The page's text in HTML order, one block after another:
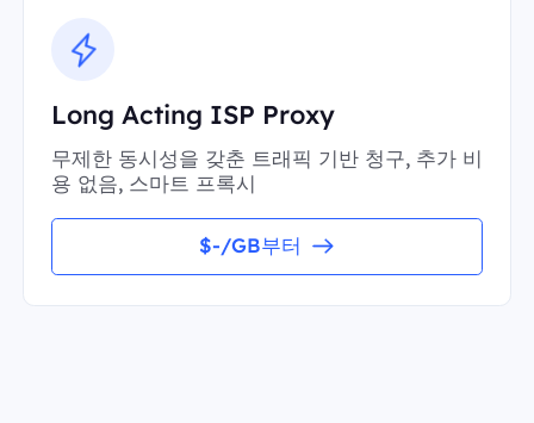
Long Acting ISP Proxy
무제한 동시성을 갖춘 트래픽 기반 청구, 추가 비
용 없음, 스마트 프록시
$-/GB부터